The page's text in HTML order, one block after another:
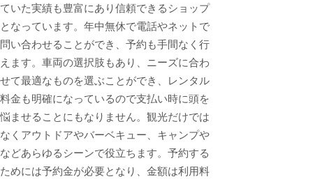
ていた実績も豊富にあり信頼できるショップ
となっています。年中無休で電話やネットで
問い合わせることができ、予約も手間なく行
えます。車両の選択肢もあり、ニーズに合わ
せて最適なものを選ぶことができ、レンタル
料金も明確になっているので支払い時に頭を
悩ませることにもなりません。観光だけでは
なくアウトドアやバーベキュー、キャンプや
などあらゆるシーンで役立ちます。予約する
ためには予約金が必要となり、金額は利用料